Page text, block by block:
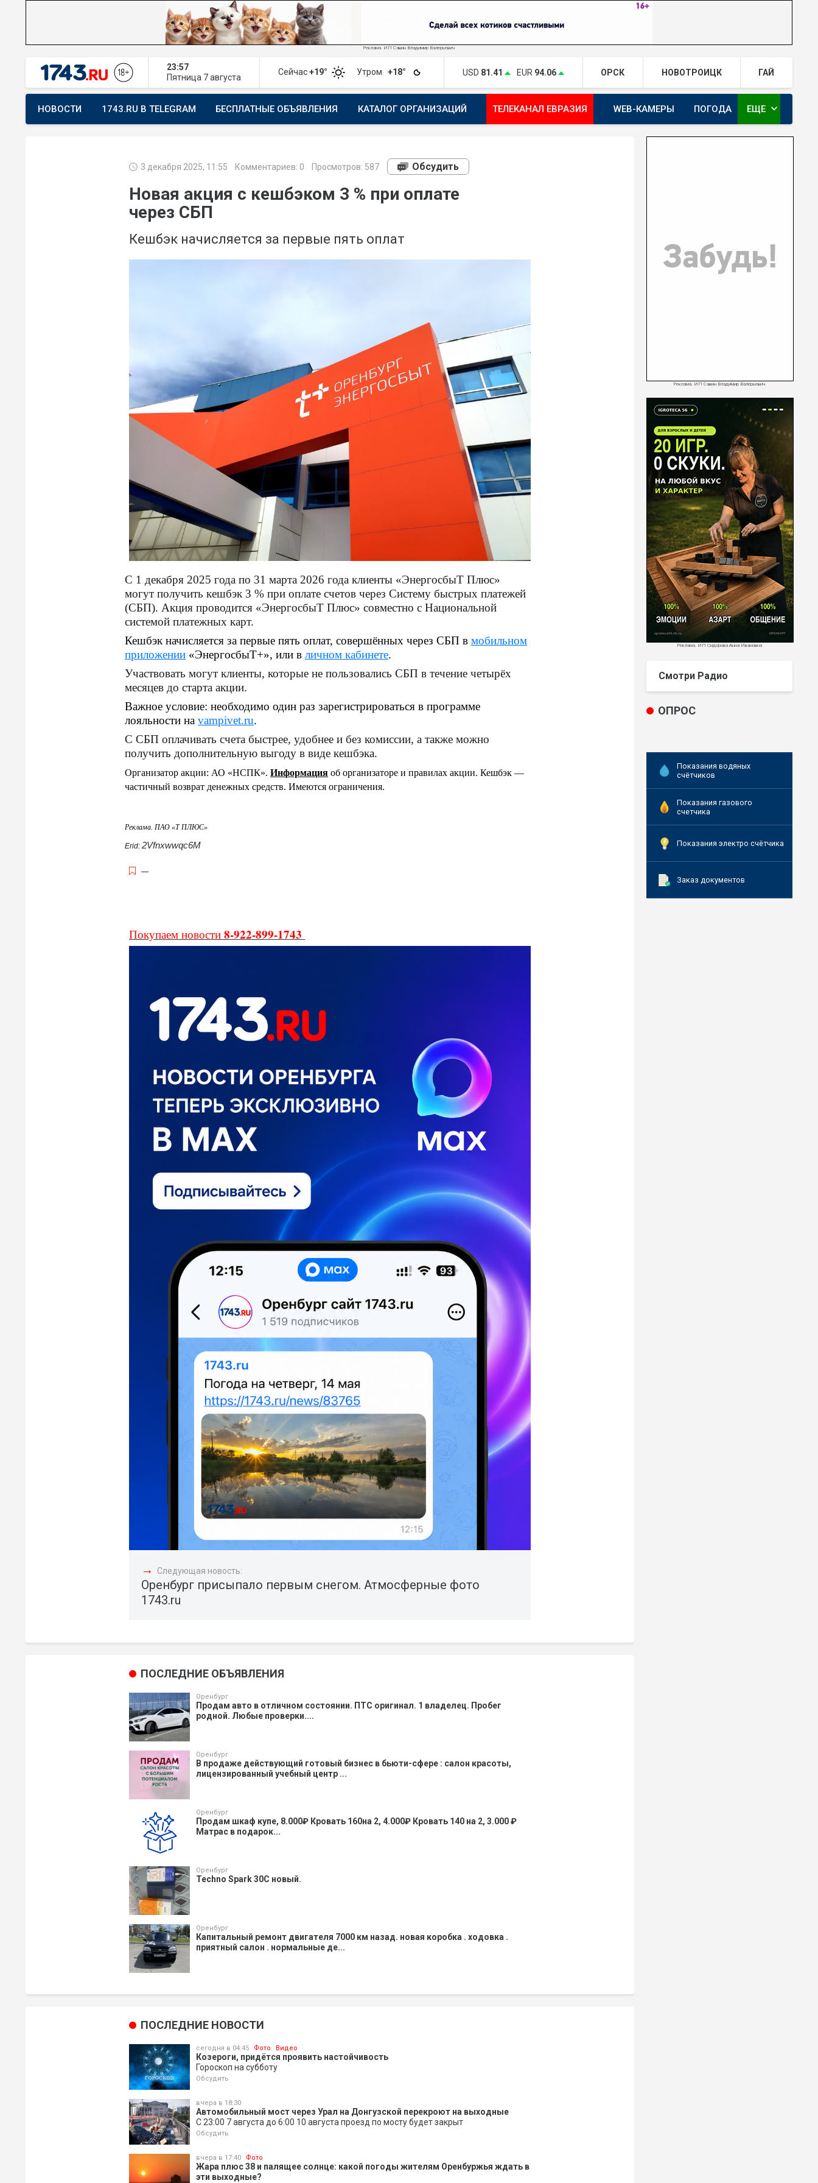
Реклама. ИП Савин Владимир Валерьевич
23:57
Пятница 7 августа
Сейчас+19° Утром +18° USD 81.41 EUR 94.06 ОРСК НОВОТРОИЦК ГАЙ
НОВОСТИ 1743.RU В TELEGRAM БЕСПЛАТНЫЕ ОБЪЯВЛЕНИЯ КАТАЛОГ ОРГАНИЗАЦИЙ ТЕЛЕКАНАЛ ЕВРАЗИЯ WEB-КАМЕРЫ ПОГОДА
ОРЕНБУРГ - ГЕРОИ РЯДОМ С НАМИ
ЕЩЕ expand_more
3 декабря 2025, 11:55 Комментариев: 0 Просмотров: 587 Обсудить
Новая акция с кешбэком 3 % при оплате
через СБП
Кешбэк начисляется за первые пять оплат
С 1 декабря 2025 года по 31 марта 2026 года клиенты «ЭнергосбыТ Плюс»
могут получить кешбэк 3 % при оплате счетов через Систему быстрых платежей
(СБП). Акция проводится «ЭнергосбыТ Плюс» совместно с Национальной
системой платежных карт.
Кешбэк начисляется за первые пять оплат, совершённых через СБП в мобильном
приложении «ЭнергосбыТ+», или в личном кабинете.
Участвовать могут клиенты, которые не пользовались СБП в течение четырёх
месяцев до старта акции.
Важное условие: необходимо один раз зарегистрироваться в программе
лояльности на vampivet.ru.
С СБП оплачивать счета быстрее, удобнее и без комиссии, а также можно
получить дополнительную выгоду в виде кешбэка.
Организатор акции: АО «НСПК». Информация об организаторе и правилах акции. Кешбэк —
частичный возврат денежных средств. Имеются ограничения.
Реклама. ПАО «Т ПЛЮС»
Erid: 2Vfnxwwqc6M
—
Покупаем новости 8-922-899-1743
→ Следующая новость:
Оренбург присыпало первым снегом. Атмосферные фото
1743.ru
ПОСЛЕДНИЕ ОБЪЯВЛЕНИЯ
Оренбург
Продам авто в отличном состоянии. ПТС оригинал. 1 владелец. Пробег
родной. Любые проверки....
Оренбург
В продаже действующий готовый бизнес в бьюти-сфере : салон красоты,
лицензированный учебный центр ...
Оренбург
Продам шкаф купе, 8.000₽ Кровать 160на 2, 4.000₽ Кровать 140 на 2, 3.000 ₽
Матрас в подарок...
Оренбург
Techno Spark 30C новый.
Оренбург
Капитальный ремонт двигателя 7000 км назад. новая коробка . ходовка .
приятный салон . нормальные де...
ПОСЛЕДНИЕ НОВОСТИ
сегодня в 04:45 Фото Видео
Козероги, придётся проявить настойчивость
Гороскоп на субботу
Обсудить
вчера в 18:30
Автомобильный мост через Урал на Донгузской перекроют на выходные
С 23:00 7 августа до 6:00 10 августа проезд по мосту будет закрыт
Обсудить
вчера в 17:40 Фото
Жара плюс 38 и палящее солнце: какой погоды жителям Оренбуржья ждать в
эти выходные?
Реклама. ИП Савин Владимир Валерьевич
Реклама. ИП Сидорова Анна Ивановна
Смотри Радио
ОПРОС
Показания водяных
счётчиков
Показания газового
счетчика
Показания электро счётчика
Заказ документов